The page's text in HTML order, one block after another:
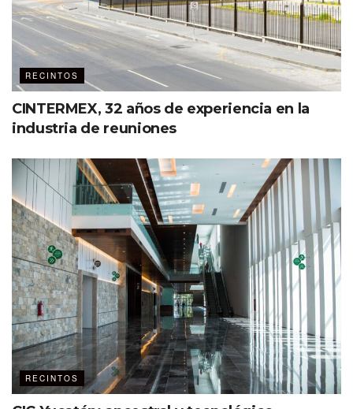
RECINTOS
CINTERMEX, 32 años de experiencia en la
industria de reuniones
RECINTOS